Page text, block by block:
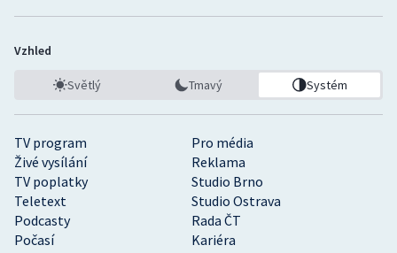
TV program
Pro média
Živé vysílání
Reklama
TV poplatky
Studio Brno
Teletext
Studio Ostrava
Podcasty
Rada ČT
Počasí
Kariéra
Vzhled
Světlý Tmavý Systém